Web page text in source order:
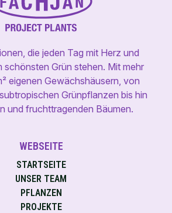
die jeden Tag mit Herz und
schönsten Grün stehen. Mit mehr
eigenen Gewächshäusern, von
Grünpflanzen bis hin
und fruchttragenden Bäumen.
WEBSEITE
STARTSEITE
UNSER TEAM
PFLANZEN
PROJEKTE